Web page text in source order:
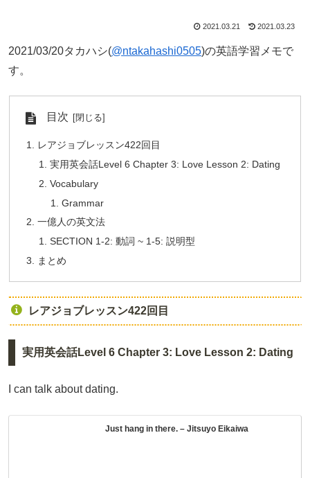
2021.03.21 2021.03.23
2021/03/20タカハシ(@ntakahashi0505)の英語学習メモで
す。
目次
レアジョブレッスン422回目
実用英会話Level 6 Chapter 3: Love Lesson 2: Dating
Vocabulary
Grammar
一億人の英文法
SECTION 1-2: 動詞 ~ 1-5: 説明型
まとめ
レアジョブレッスン422回目
実用英会話Level 6 Chapter 3: Love Lesson 2: Dating
I can talk about dating.
Just hang in there. – Jitsuyo Eikaiwa